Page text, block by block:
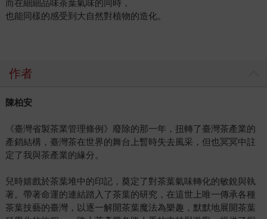
而在細細品味茶葉氣味的同時，
也能同樣的感受到大自然對植物的造化。
作者
陳柏安
《臺灣省製茶業管理條例》廢除的那一年，扭轉了臺灣茶產業的
產銷結構，臺灣茶在世界的舞台上暫時失去風采，但也冥冥中註
定了我與茶產業的緣分。
兒時嬉戲於茶葉堆中的印記，奠定了對茶葉氣味轉化的敏銳與執
著。帶著命運的連結踏入了茶葉的研究，在這世上唯一傳承各種
茶葉技藝的臺灣，以逐一解開茶葉魔法為樂趣，默默地展開茶葉